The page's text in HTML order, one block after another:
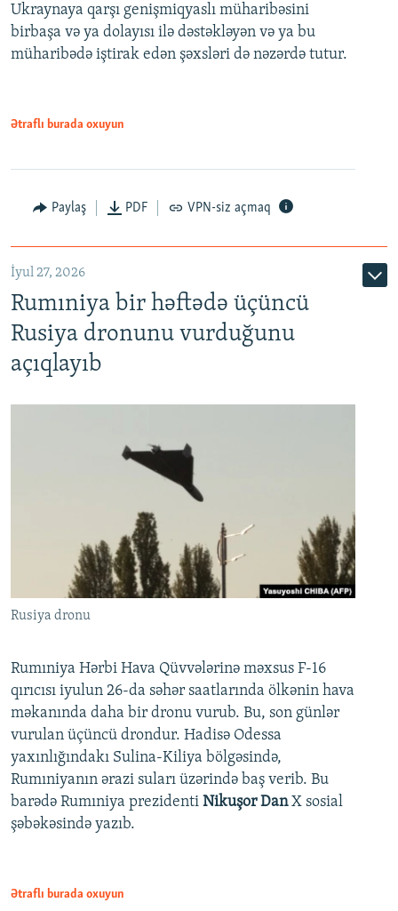
Ukraynaya qarşı genişmiqyaslı müharibəsini
birbaşa və ya dolayısı ilə dəstəkləyən və ya bu
müharibədə iştirak edən şəxsləri də nəzərdə tutur.
Ətraflı burada oxuyun
Paylaş PDF VPN-siz açmaq
İyul 27, 2026
Rumıniya bir həftədə üçüncü
Rusiya dronunu vurduğunu
açıqlayıb
Rusiya dronu
Rumıniya Hərbi Hava Qüvvələrinə məxsus F-16
qırıcısı iyulun 26-da səhər saatlarında ölkənin hava
məkanında daha bir dronu vurub. Bu, son günlər
vurulan üçüncü drondur. Hadisə Odessa
yaxınlığındakı Sulina-Kiliya bölgəsində,
Rumıniyanın ərazi suları üzərində baş verib. Bu
barədə Rumıniya prezidenti Nikuşor DanX sosial
şəbəkəsində yazıb.
Ətraflı burada oxuyun